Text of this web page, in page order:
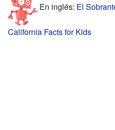
En inglés: El
California Facts for Kids